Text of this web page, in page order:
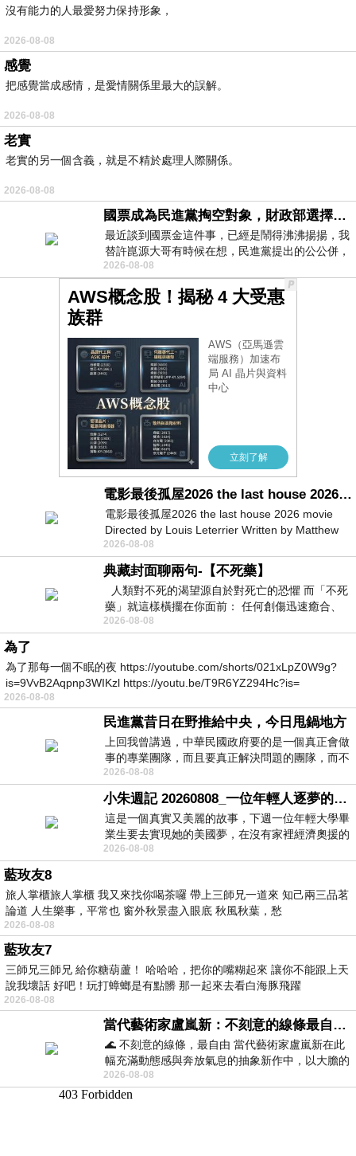
沒有能力的人最愛努力保持形象，
2026-08-08
感覺
把感覺當成感情，是愛情關係里最大的誤解。
2026-08-08
老實
老實的另一個含義，就是不精於處理人際關係。
2026-08-08
國票成為民進黨掏空對象，財政部選擇性失憶
最近談到國票金這件事，已經是鬧得沸沸揚揚，我
替許崑源大哥有時候在想，民進黨提出的公公併，
其實就是想要國庫通黨庫，鬧出最大的醜
2026-08-08
電影最後孤屋2026 the last house 2026 movie
電影最後孤屋2026 the last house 2026 movie
Directed by Louis Leterrier Written by Matthew
Robinson Starring Greta Lee Wa
2026-08-08
典藏封面聊兩句-【不死藥】
人類對不死的渴望源自於對死亡的恐懼 而「不死
藥」就這樣橫擺在你面前： 任何創傷迅速癒合、
停止衰老、痛覺消失…堪
2026-08-08
為了
為了那每一個不眠的夜 https://youtube.com/shorts/021xLpZ0W9g?
is=9VvB2Aqpnp3WIKzl https://youtu.be/T9R6YZ294Hc?is=
2026-08-08
民進黨昔日在野推給中央，今日甩鍋地方
上回我曾講過，中華民國政府要的是一個真正會做
事的專業團隊，而且要真正解決問題的團隊，而不
是只會到處甩鍋的雙標團隊，最近民進黨
2026-08-08
小朱週記 20260808_一位年輕人逐夢的真實故事
這是一個真實又美麗的故事，下週一位年輕大學畢
業生要去實現她的美國夢，在沒有家裡經濟奧援的
情況下，靠著自我努力工作累積出國基
2026-08-08
藍玫友8
旅人掌櫃旅人掌櫃 我又來找你喝茶囉 帶上三師兄一道來 知己兩三品茗
論道 人生樂事，平常也 窗外秋景盡入眼底 秋風秋葉，愁
2026-08-08
藍玫友7
三師兄三師兄 給你糖葫蘆！ 哈哈哈，把你的嘴糊起來 讓你不能跟上天
說我壞話 好吧！玩打蟑螂是有點髒 那一起來去看白海豚飛躍
2026-08-08
當代藝術家盧嵐新：不刻意的線條最自由，讓色彩流動、筆觸自己說話
🌊 不刻意的線條，最自由 當代藝術家盧嵐新在此
幅充滿動態感與奔放氣息的抽象新作中，以大膽的
藍色顏料在白色畫布上揮灑、壓印與流淌
2026-08-08